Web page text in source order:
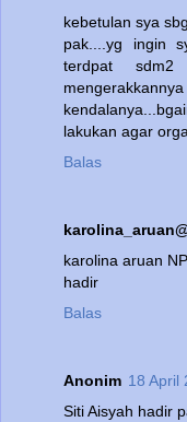
kebetulan sya
pak....yg ingin
terdpat
lakukan agar
Balas
karolina aruan
hadir
Balas
Anonim 18 April
Siti Aisyah hadir